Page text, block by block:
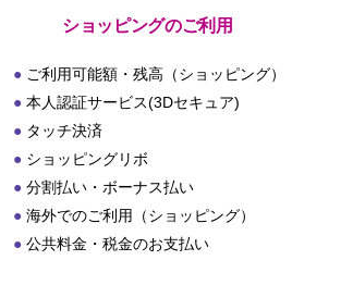
ショッピングのご利用
ご利用可能額・残高（ショッピング）
本人認証サービス(3Dセキュア)
タッチ決済
ショッピングリボ
分割払い・ボーナス払い
海外でのご利用（ショッピング）
公共料金・税金のお支払い